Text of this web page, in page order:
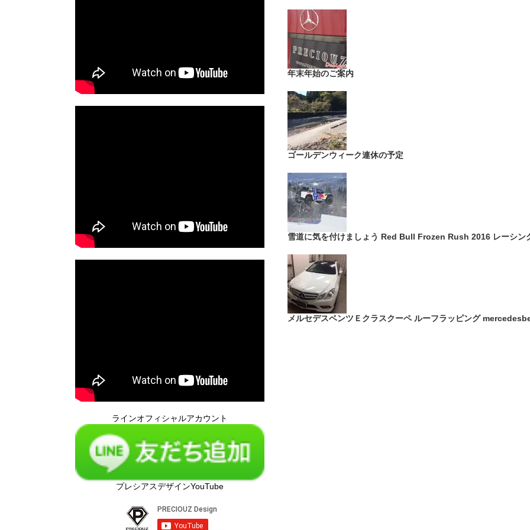
年末年始のご案内
ゴールデンウィーク連休の予定
雪道に気を付けましょう Red Bull Frozen Rush 2016 レーシン
メルセデスベンツＥクラスクーペ ルーフラッピング
ラインオフィシャルアカウント
プレシアスデザインYouTube